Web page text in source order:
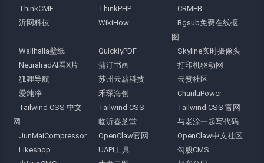
ThinkCMF
ThinkPHP
CRMEB
沂网科技
WikiHow
Bgsub免费在线抠
图
Wallhalla壁纸
QuicklyPDF
Skyline实时摄像头
NeuralradAI看X片
蒲汀书画
打印机驱动网
狐狸导航
苏州云薪科技
云赞社区
爱纯净
禾琛海创
ChanluPower
Tailwind CSS 中文
网
Tailwind CSS
Tailwind CSS 官网
临沂春芝堂
与老涂一起写代码
JunMaiCompressor
OpenClaw官网
OpenClaw中文社区
Likeshop
UAPI工具
勾股CMS